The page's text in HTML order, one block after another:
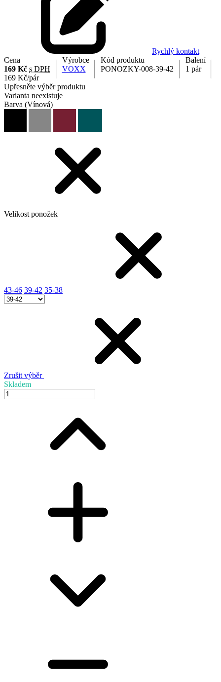
Rychlý kontakt
Cena
169 Kč s DPH
169 Kč/pár
Výrobce
VOXX
Kód produktu
PONOZKY-008-39-42
Balení
1 pár
Upřesněte výběr produktu
Varianta neexistuje
Barva (Vínová)
Velikost ponožek
43-46 39-42 35-38
Zrušit výběr
Skladem